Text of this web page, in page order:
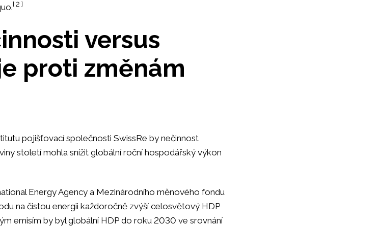
[ 2 ]
versus
proti změnám
pojišťovací společnosti SwissRe by nečinnost
století mohla snížit globální roční hospodářský výkon
Energy Agency a Mezinárodního měnového fondu
na čistou energii každoročně zvýší celosvětový HDP
emisím by byl globální HDP do roku 2030 ve srovnání